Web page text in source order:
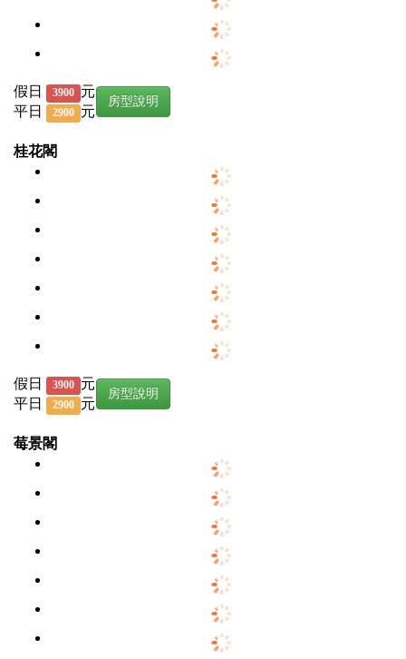
假日 3900 元
平日
2900 元
房型說明
桂花閣
假日 3900 元
平日
2900 元
房型說明
莓景閣